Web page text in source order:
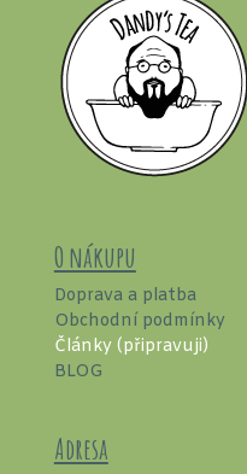
O nákupu
Doprava a platba
Obchodní podmínky
Články (připravuji)
BLOG
Adresa